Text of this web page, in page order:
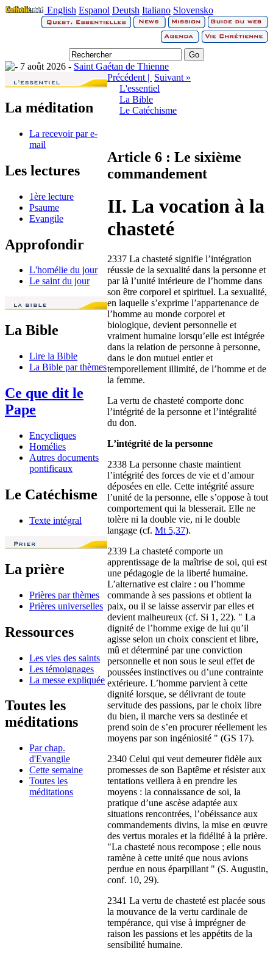
English Espanol Deutsh Italiano Slovensko
7 août 2026 - Saint Gaétan de Thienne
La méditation
La recevoir par e-
mail
Les lectures
1ère lecture
Psaume
Evangile
Approfondir
L'homélie du jour
Le saint du jour
La Bible
Lire la Bible
La Bible par thèmes
Ce que dit le
Pape
Encycliques
Homélies
Autres documents
pontificaux
Le Catéchisme
Texte intégral
La prière
Prières par thèmes
Prières universelles
Ressources
Les vies des saints
Les témoignages
La messe expliquée
Toutes les
méditations
Par chap.
d'Evangile
Cette semaine
Toutes les
méditations
Précédent | Suivant »
L'essentiel
La Bible
Le Catéchisme
Article 6 : Le sixième
commandement
II. La vocation à la
chasteté
2337 La chasteté signifie l’intégration
réussie de la sexualité dans la personne et
par là l’unité intérieure de l’homme dans
son être corporel et spirituel. La sexualité,
en laquelle s’exprime l’appartenance de
l’homme au monde corporel et
biologique, devient personnelle et
vraiment humaine lorsqu’elle est intégrée
dans la relation de personne à personne,
dans le don mutuel entier et
temporellement illimité, de l’homme et de
la femme.
La vertu de chasteté comporte donc
l’intégrité de la personne et l’intégralité
du don.
L’intégrité de la personne
2338 La personne chaste maintient
l’intégrité des forces de vie et d’amour
déposées en elle. Cette intégrité assure
l’unité de la personne, elle s’oppose à tout
comportement qui la blesserait. Elle ne
tolère ni la double vie, ni le double
langage (cf. Mt 5,37).
2339 La chasteté comporte un
apprentissage de la maîtrise de soi, qui est
une pédagogie de la liberté humaine.
L’alternative est claire : ou l’homme
commande à ses passions et obtient la
paix, ou il se laisse asservir par elles et
devient malheureux (cf. Si 1, 22). " La
dignité de l’homme exige de lui qu’il
agisse selon un choix conscient et libre,
mû et déterminé par une conviction
personnelle et non sous le seul effet de
poussées instinctives ou d’une contrainte
extérieure. L’homme parvient à cette
dignité lorsque, se délivrant de toute
servitude des passions, par le choix libre
du bien, il marche vers sa destinée et
prend soin de s’en procurer réellement les
moyens par son ingéniosité " (GS 17).
2340 Celui qui veut demeurer fidèle aux
promesses de son Baptême et résister aux
tentations veillera à en prendre les
moyens : la connaissance de soi, la
pratique d’une ascèse adaptée aux
situations rencontrées, l’obéissance aux
commandements divins, la mise en œuvre
des vertus morales et la fidélité à la prière.
"La chasteté nous recompose ; elle nous
ramène à cette unité que nous avions
perdue en nous éparpillant " (S. Augustin,
conf. 10, 29).
2341 La vertu de chasteté est placée sous
la mouvance de la vertu cardinale de
tempérance, qui vise à imprégner de
raison les passions et les appétits de la
sensibilité humaine.